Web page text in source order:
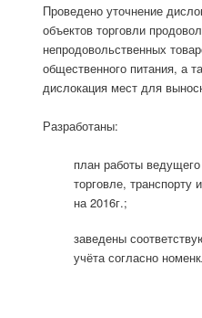
Проведено уточнение
объектов торговли
непродовольственных
общественного питания, а
дислокация мест для
Разработаны:
план работы
торговле, транспорту
на 2016г.;
заведены
учёта согласно